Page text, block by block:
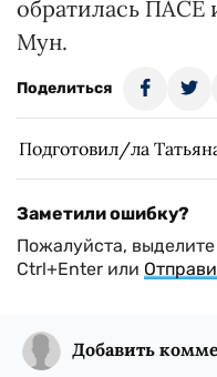
обратилась ПАСЕ
Мун.
Поделиться
Подготовил/ла
Заметили ошибку?
Пожалуйста,
Ctrl+Enter или
Добавить